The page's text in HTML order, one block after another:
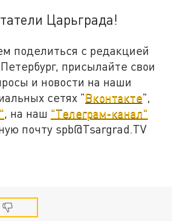
Царьграда!
поделиться с редакцией
присылайте свои
и новости на наши
сетях "Вконтакте",
, на наш "Телеграм-канал"
почту spb@Tsargrad.TV